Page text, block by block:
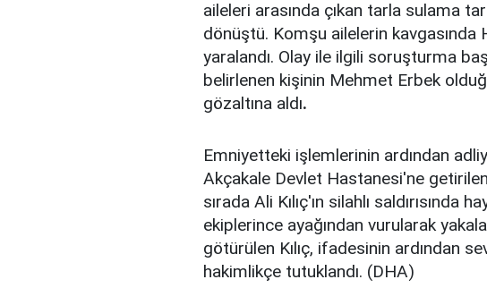
aileleri arasında çıkan tarla sulama
dönüştü. Komşu ailelerin kavgasında
yaralandı. Olay ile ilgili soruşturma
belirlenen kişinin Mehmet Erbek
gözaltına aldı.
Emniyetteki işlemlerinin ardından
Akçakale Devlet Hastanesi'ne
sırada Ali Kılıç'ın silahlı saldırısında
ekiplerince ayağından vurularak
götürülen Kılıç, ifadesinin ardından
hakimlikçe tutuklandı. (DHA)